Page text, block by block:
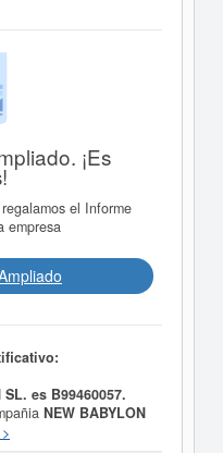
¡Es
el Informe
empresa
es B99460057.
NEW BABYLON
correspondiente a la